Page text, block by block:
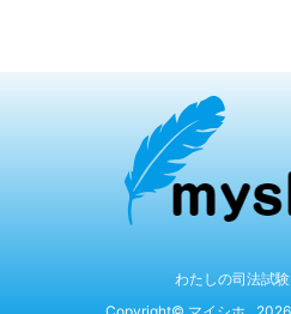
わたしの司法試